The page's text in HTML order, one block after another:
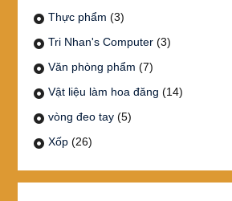
Thực phẩm (3)
Tri Nhan's Computer (3)
Văn phòng phẩm (7)
Vật liệu làm hoa đăng (14)
vòng đeo tay (5)
Xốp (26)